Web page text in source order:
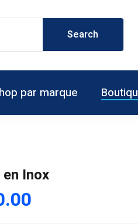
par marque
Inox